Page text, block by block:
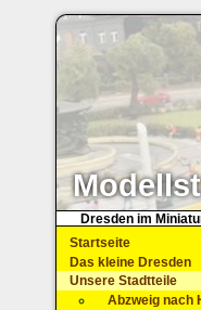
Dresden im
Startseite
Das kleine Dresden
Unsere Stadtteile
Abzweig nach